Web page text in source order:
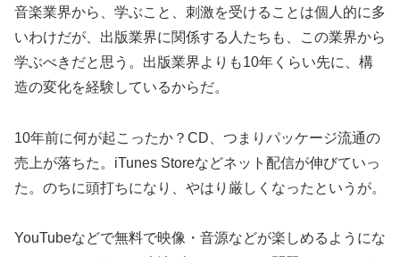
音楽業界から、学ぶこと、刺激を受けることは個人的に多
いわけだが、出版業界に関係する人たちも、この業界から
学ぶべきだと思う。出版業界よりも10年くらい先に、構
造の変化を経験しているからだ。
10年前に何が起こったか？CD、つまりパッケージ流通の
売上が落ちた。iTunes Storeなどネット配信が伸びていっ
た。のちに頭打ちになり、やはり厳しくなったというが。
YouTubeなどで無料で映像・音源などが楽しめるようにな